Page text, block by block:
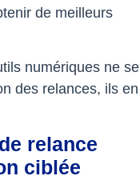
de meilleurs
numériques ne se
des relances, ils en
relance
ciblée